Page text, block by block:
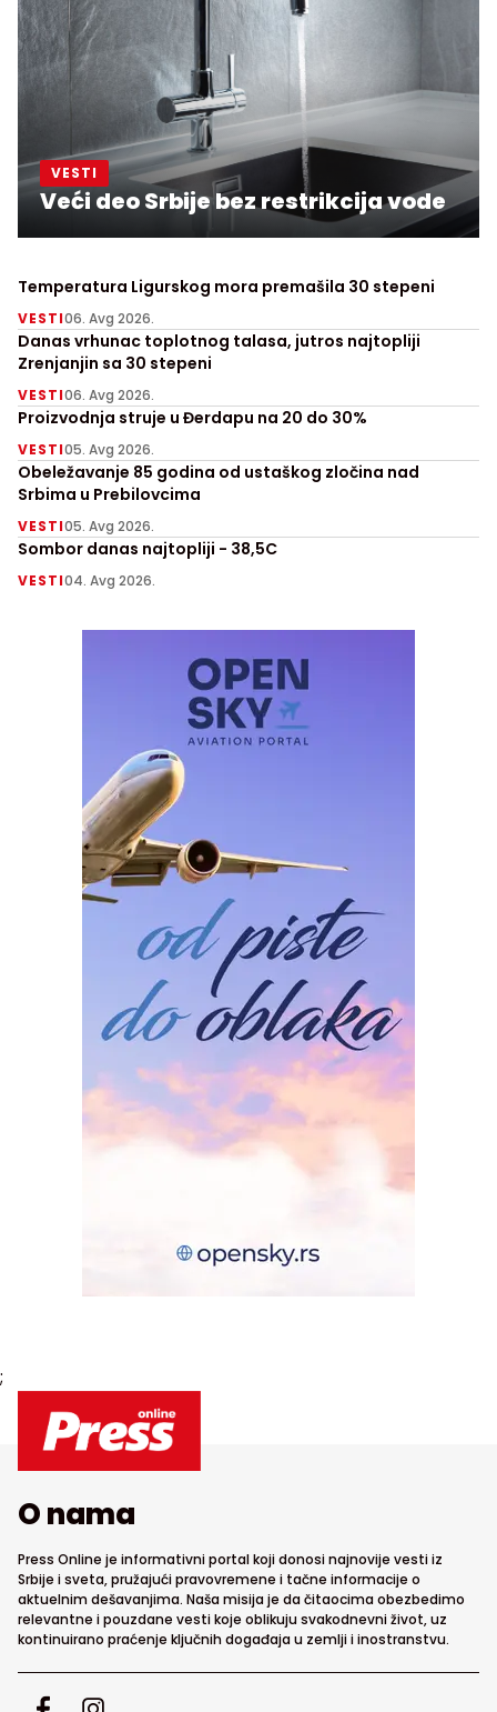
VESTI
Veći deo Srbije bez restrikcija vode
Temperatura Ligurskog mora premašila 30 stepeni
VESTI06. Avg 2026.
Danas vrhunac toplotnog talasa, jutros najtopliji
Zrenjanjin sa 30 stepeni
VESTI06. Avg 2026.
Proizvodnja struje u Đerdapu na 20 do 30%
VESTI05. Avg 2026.
Obeležavanje 85 godina od ustaškog zločina nad
Srbima u Prebilovcima
VESTI05. Avg 2026.
Sombor danas najtopliji - 38,5C
VESTI04. Avg 2026.
;
O nama
Press Online je informativni portal koji donosi najnovije vesti iz
Srbije i sveta, pružajući pravovremene i tačne informacije o
aktuelnim dešavanjima. Naša misija je da čitaocima obezbedimo
relevantne i pouzdane vesti koje oblikuju svakodnevni život, uz
kontinuirano praćenje ključnih događaja u zemlji i inostranstvu.